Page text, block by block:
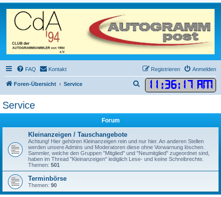
FAQ Kontakt Anmelden
Registrieren
Foren-Übersicht Service 11 :36: 17 AM
u
Service
Forum
Kleinanzeigen / Tauschangebote
Achtung! Hier gehören Kleinanzeigen rein und nur hier. An anderen Stellen
werden unsere Admins und Moderatoren diese ohne Vorwarnung löschen.
Sammler, welche den Gruppen "Mitglied" und "Neumitglied" zugeordnet sind,
haben im Thread "Kleinanzeigen" lediglich Lese- und keine Schreibrechte.
Themen: 501
Terminbörse
Themen: 90